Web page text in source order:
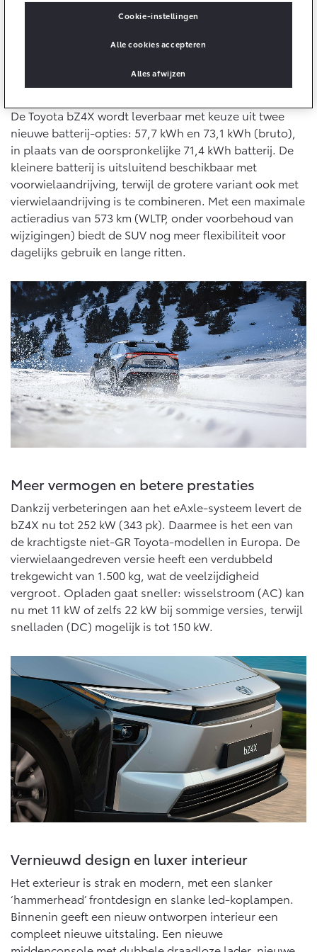
Vanaf € 39.995,-
OOK ALS PLUG-IN
Vanaf € 36.495,-
Toyota C-HR+
BATTERIJ-ELEKTRISCH
Vanaf € 37.995,-
RAV4
Vanaf € 49.995,-
bZ4X
BATTERIJ-ELEKTRISCH
bZ4X Touring
BATTERIJ-ELEKTRISCH
Mirai
WATERSTOF-ELEKTRISCH
Vanaf € 76.695,-
Proace City (excl. BTW)
OOK ALS BATTERIJ-
ELEKTRISCH
Vanaf € 27.945,-
Proace (excl. BTW)
OOK ALS BATTERIJ-
ELEKTRISCH
Vanaf € 37.500,-
Proace Verso
BATTERIJ-ELEKTRISCH
Vanaf € 55.950,-
OOK ALS BATTERIJ-
OOK ALS BATTERIJ-
10 jaar batterijgarantie
Onderdelen & Accessoires
Onderdelen
Accessoires
Banden
Connected
Connected Services
MyToyota login
MyToyota App
Abonnementen
Multimedia
Connected check
Navigatie updates
Energie en slim laden
Toyota Hybride Autoverzekering
Twee batterij-opties
De Toyota bZ4X wordt leverbaar met keuze uit twee
nieuwe batterij-opties: 57,7 kWh en 73,1 kWh (bruto),
in plaats van de oorspronkelijke 71,4 kWh batterij. De
kleinere batterij is uitsluitend beschikbaar met
voorwielaandrijving, terwijl de grotere variant ook met
vierwielaandrijving is te combineren. Met een maximale
actieradius van 573 km (WLTP, onder voorbehoud van
wijzigingen) biedt de SUV nog meer flexibiliteit voor
dagelijks gebruik en lange ritten.
Meer vermogen en betere prestaties
Dankzij verbeteringen aan het eAxle-systeem levert de
bZ4X nu tot 252 kW (343 pk). Daarmee is het een van
de krachtigste niet-GR Toyota-modellen in Europa. De
vierwielaangedreven versie heeft een verdubbeld
trekgewicht van 1.500 kg, wat de veelzijdigheid
vergroot. Opladen gaat sneller: wisselstroom (AC) kan
nu met 11 kW of zelfs 22 kW bij sommige versies, terwijl
snelladen (DC) mogelijk is tot 150 kW.
Vernieuwd design en luxer interieur
Het exterieur is strak en modern, met een slanker
‘hammerhead’ frontdesign en slanke led-koplampen.
Binnenin geeft een nieuw ontworpen interieur een
compleet nieuwe uitstaling. Een nieuwe
Cookie-instellingen
Alles afwijzen
Alle cookies accepteren